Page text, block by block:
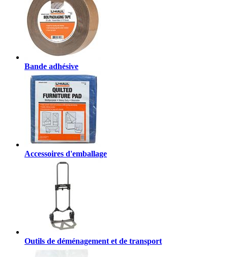
Bande adhésive
Accessoires d'emballage
Outils de déménagement et de transport